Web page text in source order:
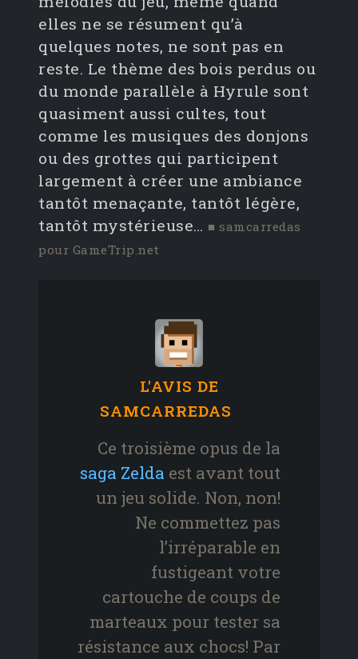
elles ne se résument qu’à
quelques notes, ne sont pas en
reste. Le thème des bois perdus ou
du monde parallèle à Hyrule sont
quasiment aussi cultes, tout
comme les musiques des donjons
ou des grottes qui participent
largement à créer une ambiance
tantôt menaçante, tantôt légère,
tantôt mystérieuse… ■ samcarredas
pour GameTrip.net
L'AVIS DE
SAMCARREDAS
Ce troisième opus de la
saga Zelda est avant tout
un jeu solide. Non, non!
Ne commettez pas
l’irréparable en
fustigeant votre
cartouche de coups de
marteaux pour tester sa
résistance aux chocs! Par